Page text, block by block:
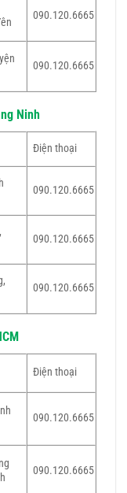
090.120.6665
090.120.6665
Ninh
Điện thoại
090.120.6665
090.120.6665
090.120.6665
Điện thoại
090.120.6665
090.120.6665